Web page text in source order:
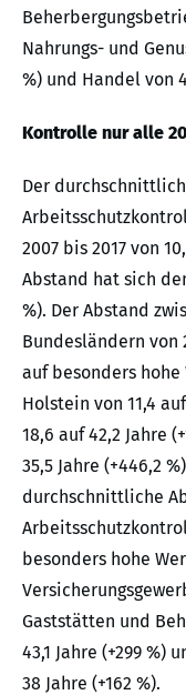
Nahrungs- und
%) und Handel von
Kontrolle nur alle
Der
2007 bis 2017 von
Abstand hat sich
%). Der Abstand
Bundesländern von
auf besonders hohe
Holstein von 11,4 auf
18,6 auf 42,2 Jahre
35,5 Jahre (+446,2
durchschnittliche
besonders hohe
Gaststätten und
43,1 Jahre (+299 %)
38 Jahre (+162 %).